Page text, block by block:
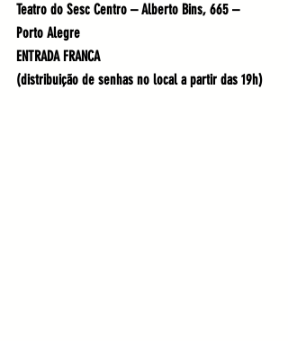
Teatro do Sesc Centro – Alberto Bins, 665 –
Porto Alegre
ENTRADA FRANCA
(distribuição de senhas no local a partir das 19h)